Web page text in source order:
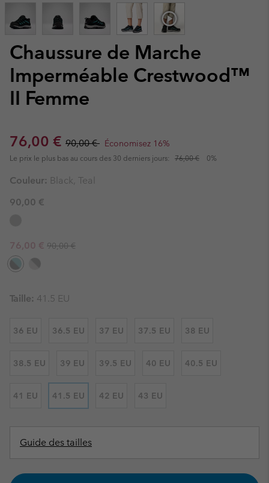
Chaussure de Marche
Imperméable Crestwood™
II Femme
Sale price:
76,00 € Regular price:
90,00 € Économisez 16%
Le prix le plus bas au cours des 30 derniers jours: 76,00 € 0%
Couleur: Black, Teal
90,00 €
Sale price:
76,00 € Regular price:
90,00 €
Taille: 41.5 EU
36 EU 36.5 EU 37 EU 37.5 EU 38 EU
38.5 EU 39 EU 39.5 EU 40 EU 40.5 EU
41 EU 41.5 EU 42 EU 43 EU
Guide des tailles